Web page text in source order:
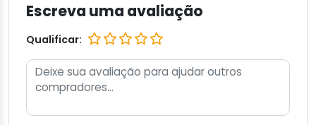
Escreva uma avaliação
Qualificar: